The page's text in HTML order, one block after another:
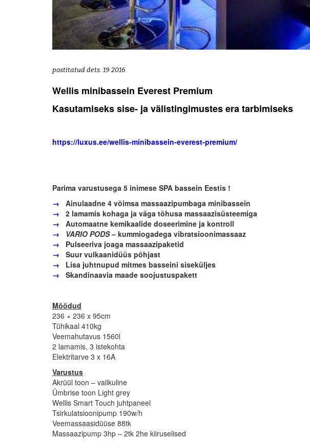
postitatud dets. 19 2016
Wellis minibassein Everest Premium
Kasutamiseks sise- ja välistingimustes era tarbimiseks
https://luxus.ee/wellis-minibassein-everest-premium/
Parima varustusega 5 inimese SPA bassein Eestis !
→ Ainulaadne 4 võimsa massaazipumbaga minibassein
→ 2 lamamis kohaga ja väga tõhusa massaazisüsteemiga
→ Automaatne kemikaalide doseerimine ja kontroll
→
VARIO PODS– kummiogadega vibratsioonimassaaz
→ Pulseeriva joaga massaazipaketid
→ Suur vulkaanidüüs põhjast
→ Lisa juhtnupud mitmes basseini siseküljes
→ Skandinaavia maade soojustuspakett
Mõõdud
236 × 236 x 95cm
Tühikaal 410kg
Veemahutavus 1560l
2 lamamis, 3 istekohta
Elektritarve 3 x 16A
Varustus
Akrüül toon – valikuline
Ümbrise toon Light grey
Wellis Smart Touch juhtpaneel
Tsirkulatsioonipump 190w/h
Veemassaasidüüse 88tk
Massaazipump 3hp – 2tk 2he kiiruselised